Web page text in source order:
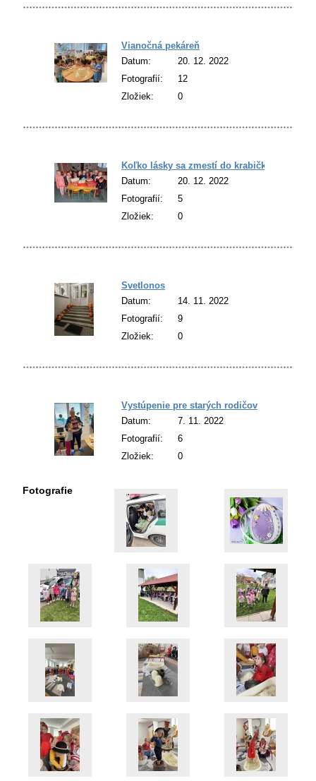
Vianočná pekáreň
Datum:
20. 12. 2022
Fotografií:
12
Zložiek:
0
Koľko lásky sa zmestí do krabičky
Datum:
20. 12. 2022
Fotografií:
5
Zložiek:
0
Svetlonos
Datum:
14. 11. 2022
Fotografií:
9
Zložiek:
0
Vystúpenie pre starých rodičov
Datum:
7. 11. 2022
Fotografií:
6
Zložiek:
0
Fotografie